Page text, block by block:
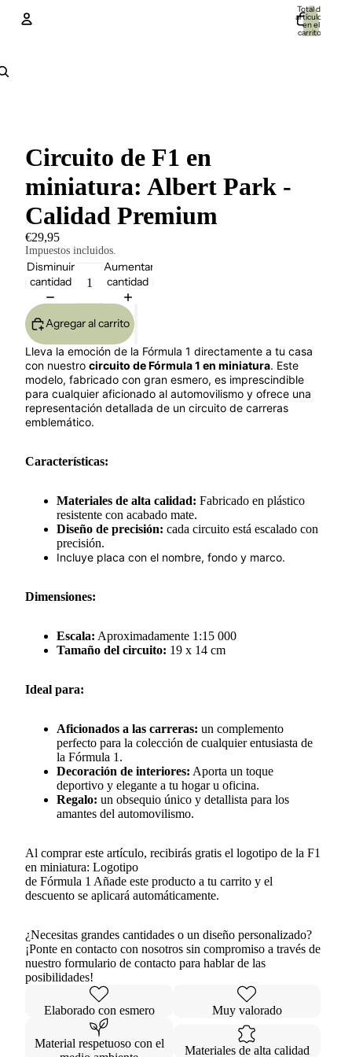
Total de
artículos
en el
carrito:
Circuito de F1 en
miniatura: Albert Park -
Calidad Premium
€29,95
Impuestos incluidos.
Disminuir
cantidad
Aumentar
cantidad
Agregar al carrito
Lleva la emoción de la Fórmula 1 directamente a tu casa
con nuestro circuito de Fórmula 1 en miniatura. Este
modelo, fabricado con gran esmero, es imprescindible
para cualquier aficionado al automovilismo y ofrece una
representación detallada de un circuito de carreras
emblemático.
Características:
Materiales de alta calidad: Fabricado en plástico
resistente con acabado mate.
Diseño de precisión: cada circuito está escalado con
precisión.
Incluye placa con el nombre, fondo y marco.
Dimensiones:
Escala: Aproximadamente 1:15 000
Tamaño del circuito: 19 x 14 cm
Ideal para:
Aficionados a las carreras: un complemento
perfecto para la colección de cualquier entusiasta de
la Fórmula 1.
Decoración de interiores: Aporta un toque
deportivo y elegante a tu hogar u oficina.
Regalo: un obsequio único y detallista para los
amantes del automovilismo.
Al comprar este artículo, recibirás gratis el logotipo de la F1
en miniatura: Logotipo
de Fórmula 1 Añade este producto a tu carrito y el
descuento se aplicará automáticamente.
¿Necesitas grandes cantidades o un diseño personalizado?
¡Ponte en contacto con nosotros sin compromiso a través de
nuestro formulario de contacto para hablar de las
posibilidades!
Elaborado con esmero Muy valorado
Material respetuoso con el
Materiales de alta calidad